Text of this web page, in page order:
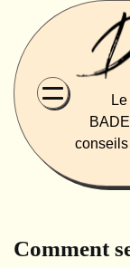
content
Comment